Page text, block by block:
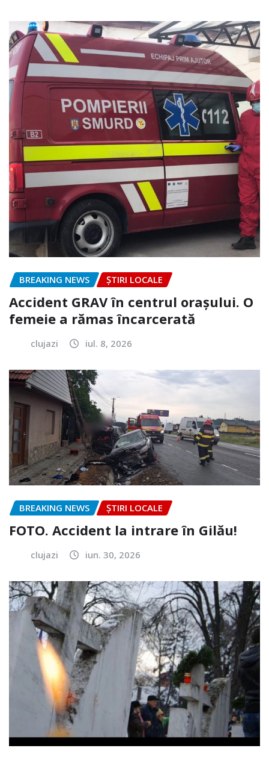
BREAKING NEWS ȘTIRI LOCALE
Accident GRAV în centrul orașului. O
femeie a rămas încarcerată
clujazi iul. 8, 2026
BREAKING NEWS ȘTIRI LOCALE
FOTO. Accident la intrare în Gilău!
clujazi iun. 30, 2026